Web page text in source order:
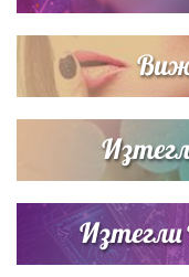
Виж
Изтегли